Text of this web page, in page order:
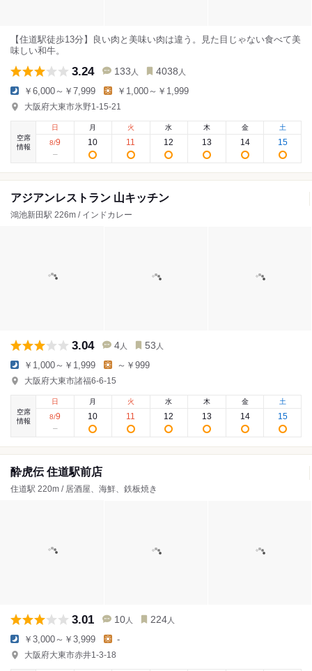
【住道駅徒歩13分】良い肉と美味い肉は違う。見た目じゃない食べて美
味しい和牛。
3.24 133 人 4038 人
￥6,000～￥7,999 ￥1,000～￥1,999
大阪府大東市氷野1-15-21
空席
情報
日
8/9
月
10
火
11
水
12
木
13
金
14
土
15
アジアンレストラン 山キッチン
鴻池新田駅 226m / インドカレー
3.04 4 人 53 人
￥1,000～￥1,999 ～￥999
大阪府大東市諸福6-6-15
空席
情報
日
8/9
月
10
火
11
水
12
木
13
金
14
土
15
酔虎伝 住道駅前店
住道駅 220m / 居酒屋、海鮮、鉄板焼き
3.01 10 人 224 人
￥3,000～￥3,999 -
大阪府大東市赤井1-3-18